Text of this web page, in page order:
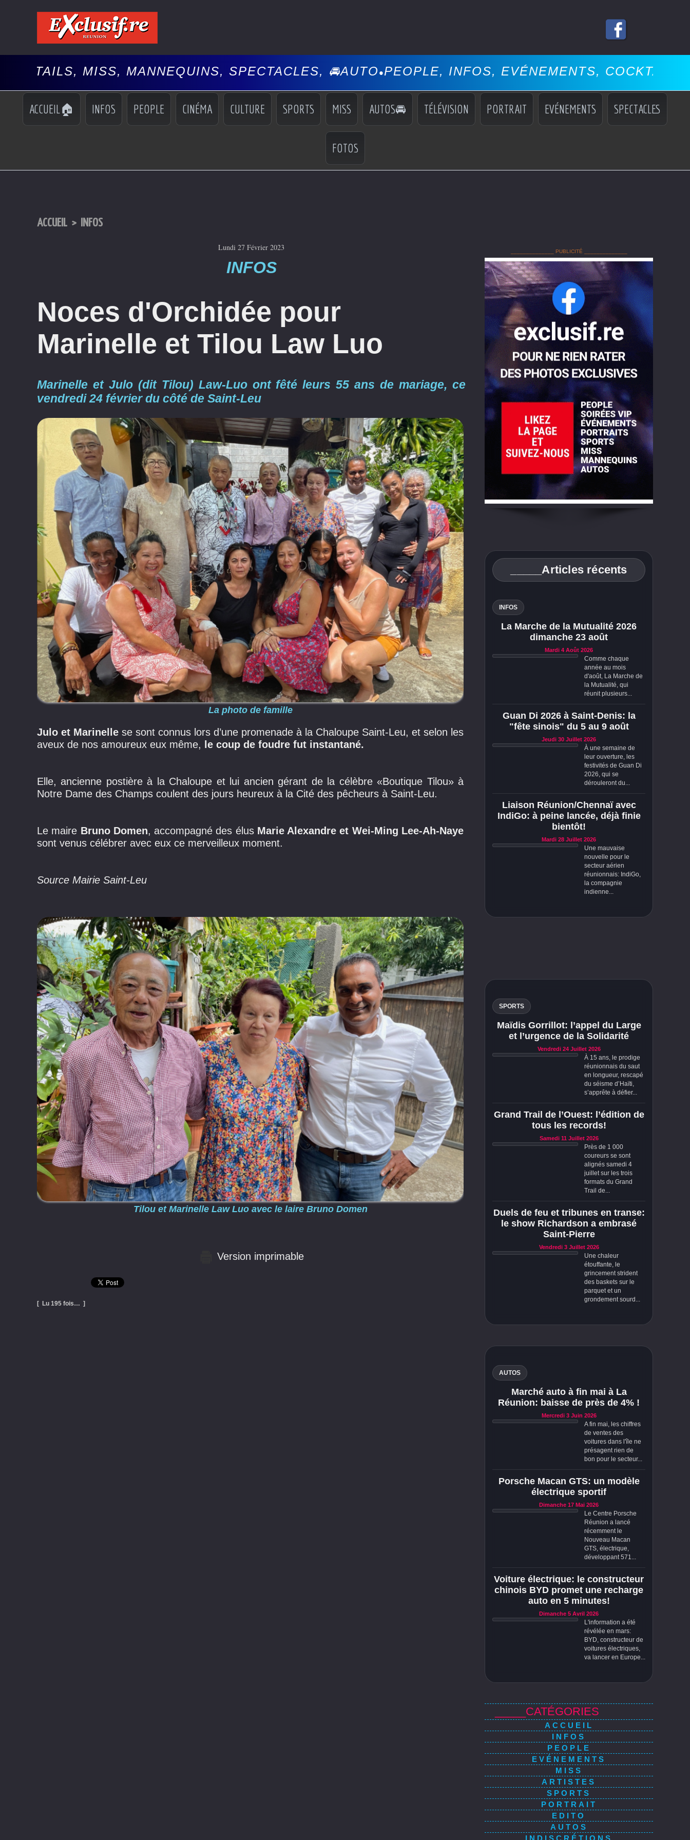
MANNEQUINS, SPECTACLES, 🚘AUTO•PEOPLE, INFOS, EVÉNEMENTS, COCKTAILS, MISS,
ACCUEIL🏠 INFOS PEOPLE CINÉMA CULTURE SPORTS MISS AUTOS🚘 TÉLÉVISION PORTRAIT EVÉNEMENTS SPECTACLES
FOTOS
ACCUEIL > INFOS
Lundi 27 Février 2023
INFOS
Noces d'Orchidée pour
Marinelle et Tilou Law Luo
Marinelle et Julo (dit Tilou) Law-Luo ont fêté leurs 55 ans de mariage, ce
vendredi 24 février du côté de Saint-Leu
La photo de famille
Julo et Marinelle se sont connus lors d’une promenade à la Chaloupe Saint-Leu, et selon les
aveux de nos amoureux eux même,
le coup de foudre fut instantané.
Elle, ancienne postière à la Chaloupe et lui ancien gérant de la célèbre «Boutique Tilou» à
Notre Dame des Champs coulent des jours heureux à la Cité des pêcheurs à Saint-Leu.
Le maire Bruno Domen, accompagné des élus Marie Alexandre et Wei-Ming Lee-Ah-Naye
sont venus célébrer avec eux ce merveilleux moment.
Source Mairie Saint-Leu
Tilou et Marinelle Law Luo avec le laire Bruno Domen
Version imprimable
[ Lu 195 fois… ]
______________ PUBLICITÉ ______________
_____Articles récents
INFOS
La Marche de la Mutualité 2026
dimanche 23 août
Mardi 4 Août 2026
Comme chaque
année au mois
d'août, La Marche de
la Mutualité, qui
réunit plusieurs...
Guan Di 2026 à Saint-Denis: la
"fête sinois" du 5 au 9 août
Jeudi 30 Juillet 2026
À une semaine de
leur ouverture, les
festivités de Guan Di
2026, qui se
dérouleront du...
Liaison Réunion/Chennaï avec
IndiGo: à peine lancée, déjà finie
bientôt!
Mardi 28 Juillet 2026
Une mauvaise
nouvelle pour le
secteur aérien
réunionnais: IndiGo,
la compagnie
indienne...
SPORTS
Maïdis Gorrillot: l’appel du Large
et l’urgence de la Solidarité
Vendredi 24 Juillet 2026
À 15 ans, le prodige
réunionnais du saut
en longueur, rescapé
du séisme d’Haïti,
s’apprête à défier...
Grand Trail de l’Ouest: l’édition de
tous les records!
Samedi 11 Juillet 2026
Près de 1 000
coureurs se sont
alignés samedi 4
juillet sur les trois
formats du Grand
Trail de...
Duels de feu et tribunes en transe:
le show Richardson a embrasé
Saint-Pierre
Vendredi 3 Juillet 2026
Une chaleur
étouffante, le
grincement strident
des baskets sur le
parquet et un
grondement sourd...
AUTOS
Marché auto à fin mai à La
Réunion: baisse de près de 4% !
Mercredi 3 Juin 2026
A fin mai, les chiffres
de ventes des
voitures dans l'île ne
présagent rien de
bon pour le secteur...
Porsche Macan GTS: un modèle
électrique sportif
Dimanche 17 Mai 2026
Le Centre Porsche
Réunion a lancé
récemment le
Nouveau Macan
GTS, électrique,
développant 571...
Voiture électrique: le constructeur
chinois BYD promet une recharge
auto en 5 minutes!
Dimanche 5 Avril 2026
L'information a été
révélée en mars:
BYD, constructeur de
voitures électriques,
va lancer en Europe...
_____CATÉGORIES
ACCUEIL
INFOS
PEOPLE
EVÉNEMENTS
MISS
ARTISTES
SPORTS
PORTRAIT
EDITO
AUTOS
INDISCRÉTIONS